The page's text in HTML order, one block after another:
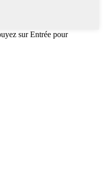
sur Entrée pour